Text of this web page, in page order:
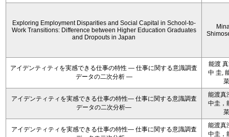
Exploring Employment Disparities and Social Capital in School-to-
Work Transitions: Difference between Higher Education Graduates
and Dropouts in Japan
アイデンティティを実感できる仕事の特性 ― 仕事に関する意識調査
データの二次分析 ―
能渡
中 圭,
菜
アイデンティティを実感できる仕事の特性― 仕事に関する意識調査
データの二次分析―
能渡真
中圭，
菜
アイデンティティを実感できる仕事の特性― 仕事に関する意識調査
能渡真
中圭，